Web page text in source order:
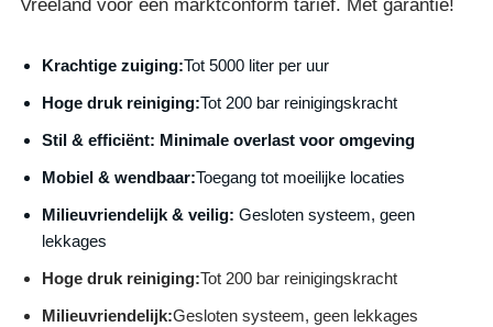
Vreeland voor een marktconform tarief. Met garantie!
Krachtige zuiging:Tot 5000 liter per uur
Hoge druk reiniging:Tot 200 bar reinigingskracht
Stil & efficiënt: Minimale overlast voor omgeving
Mobiel & wendbaar:Toegang tot moeilijke locaties
Milieuvriendelijk & veilig: Gesloten systeem, geen
lekkages
Hoge druk reiniging:Tot 200 bar reinigingskracht
Milieuvriendelijk:Gesloten systeem, geen lekkages